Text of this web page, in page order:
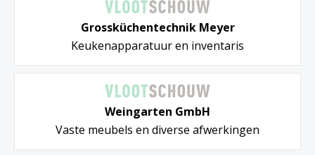
Grossküchentechnik Meyer
Keukenapparatuur en inventaris
Weingarten GmbH
Vaste meubels en diverse afwerkingen